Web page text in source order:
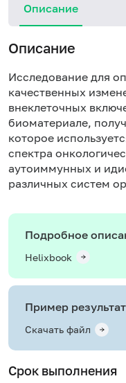
Описание
Описание
Исследование для
качественных
внеклеточных
биоматериале,
которое
спектра
аутоиммунных и
различных систем
Подробное
Helixbook
Пример
Скачать файл
Срок выполнения